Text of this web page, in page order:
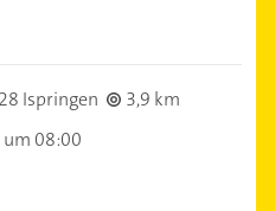
Ispringen
3,9 km
08:00